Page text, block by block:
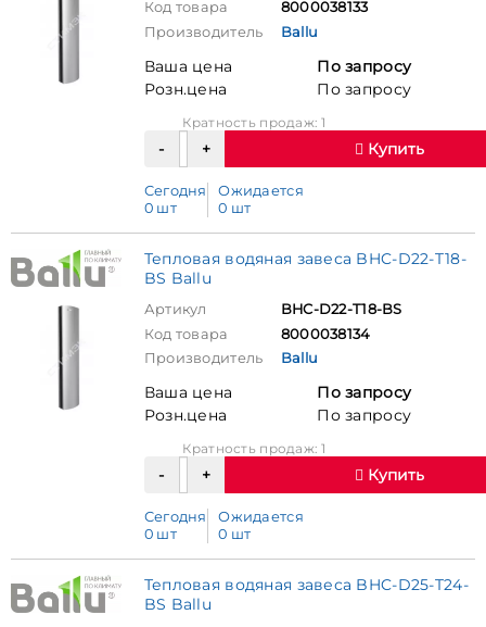
Код товара
8000038133
Производитель
Ballu
Ваша цена
По запросу
Розн.цена
По запросу
Кратность продаж: 1
Купить
Сегодня
0 шт
Ожидается
0 шт
Тепловая водяная завеса BHC-D22-T18-
BS Ballu
Артикул
BHC-D22-T18-BS
Код товара
8000038134
Производитель
Ballu
Ваша цена
По запросу
Розн.цена
По запросу
Кратность продаж: 1
Купить
Сегодня
0 шт
Ожидается
0 шт
Тепловая водяная завеса BHC-D25-T24-
BS Ballu